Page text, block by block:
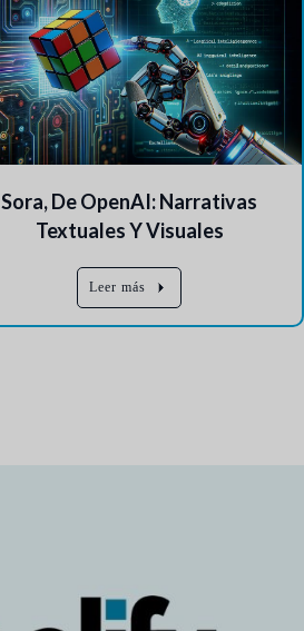
Sora, De OpenAI: Narrativas
Textuales Y Visuales
Leer más